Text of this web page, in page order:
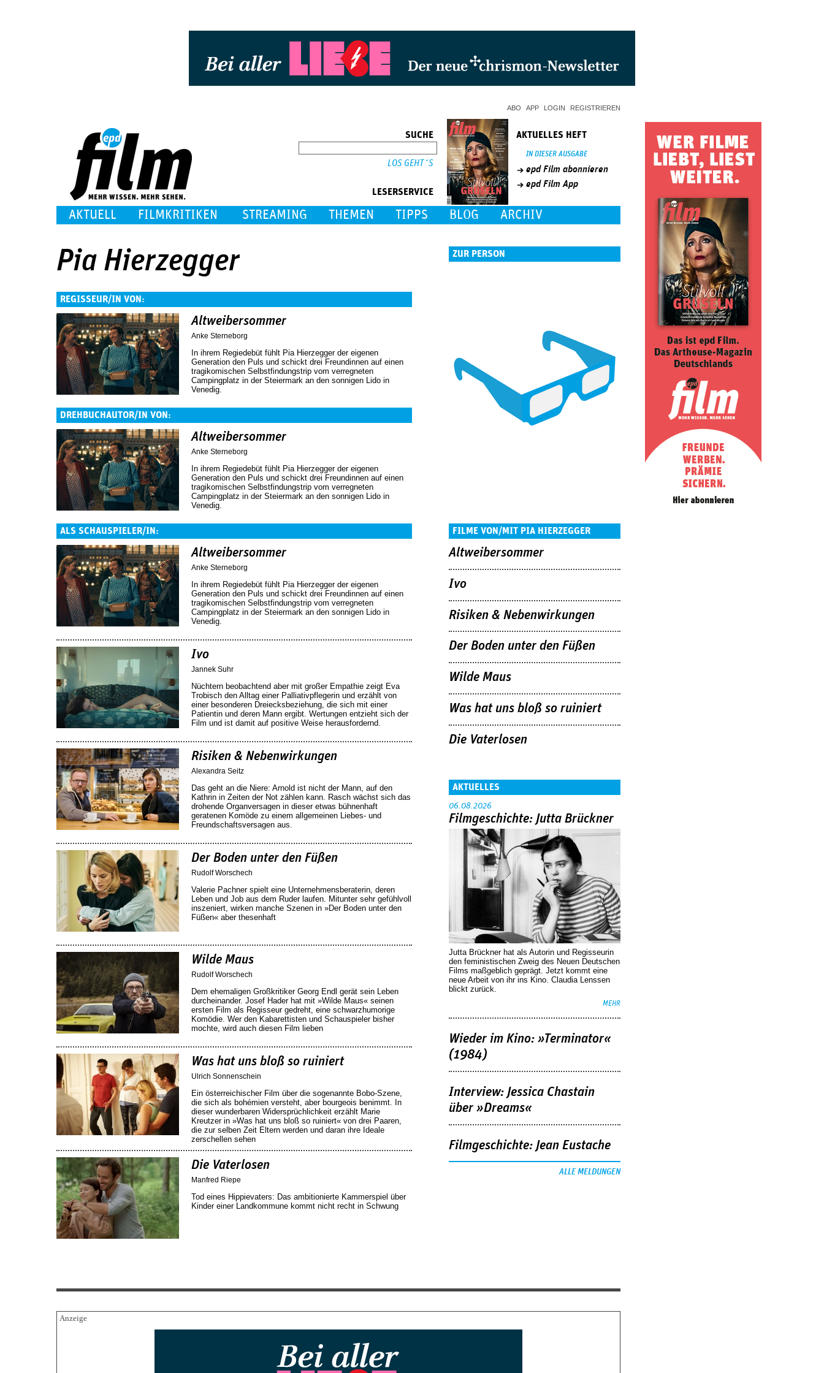
ABO APP LOGIN REGISTRIEREN
SUCHE
LESERSERVICE
AKTUELLES HEFT
IN DIESER AUSGABE
epd Film abonnieren
epd Film App
AKTUELL FILMKRITIKEN STREAMING THEMEN TIPPS BLOG ARCHIV
Pia Hierzegger
REGISSEUR/IN VON:
Altweibersommer
Anke Sterneborg
In ihrem Regiedebüt fühlt Pia Hierzegger der eigenen
Generation den Puls und schickt drei Freundinnen auf einen
tragikomischen Selbstfindungstrip vom verregneten
Campingplatz in der Steiermark an den sonnigen Lido in
Venedig.
DREHBUCHAUTOR/IN VON:
Altweibersommer
Anke Sterneborg
In ihrem Regiedebüt fühlt Pia Hierzegger der eigenen
Generation den Puls und schickt drei Freundinnen auf einen
tragikomischen Selbstfindungstrip vom verregneten
Campingplatz in der Steiermark an den sonnigen Lido in
Venedig.
ALS SCHAUSPIELER/IN:
Altweibersommer
Anke Sterneborg
In ihrem Regiedebüt fühlt Pia Hierzegger der eigenen
Generation den Puls und schickt drei Freundinnen auf einen
tragikomischen Selbstfindungstrip vom verregneten
Campingplatz in der Steiermark an den sonnigen Lido in
Venedig.
Ivo
Jannek Suhr
Nüchtern beobachtend aber mit großer Empathie zeigt Eva
Trobisch den Alltag einer Palliativpflegerin und erzählt von
einer besonderen Dreiecksbeziehung, die sich mit einer
Patientin und deren Mann ergibt. Wertungen entzieht sich der
Film und ist damit auf positive Weise herausfordernd.
Risiken & Nebenwirkungen
Alexandra Seitz
Das geht an die Niere: Arnold ist nicht der Mann, auf den
Kathrin in Zeiten der Not zählen kann. Rasch wächst sich das
drohende Organversagen in dieser etwas bühnenhaft
geratenen Komöde zu einem allgemeinen Liebes- und
Freundschaftsversagen aus.
Der Boden unter den Füßen
Rudolf Worschech
Valerie Pachner spielt eine Unternehmensberaterin, deren
Leben und Job aus dem Ruder laufen. Mitunter sehr gefühlvoll
inszeniert, wirken manche Szenen in »Der Boden unter den
Füßen« aber thesenhaft
Wilde Maus
Rudolf Worschech
Dem ehemaligen Großkritiker Georg Endl gerät sein Leben
durcheinander. Josef Hader hat mit »Wilde Maus« seinen
ersten Film als Regisseur gedreht, eine schwarzhumorige
Komödie. Wer den Kabarettisten und Schauspieler bisher
mochte, wird auch diesen Film lieben
Was hat uns bloß so ruiniert
Ulrich Sonnenschein
Ein österreichischer Film über die sogenannte Bobo-Szene,
die sich als bohémien versteht, aber bourgeois benimmt. In
dieser wunderbaren Widersprüchlichkeit erzählt Marie
Kreutzer in »Was hat uns bloß so ruiniert« von drei Paaren,
die zur selben Zeit Eltern werden und daran ihre Ideale
zerschellen sehen
Die Vaterlosen
Manfred Riepe
Tod eines Hippievaters: Das ambitionierte Kammerspiel über
Kinder einer Landkommune kommt nicht recht in Schwung
ZUR PERSON
FILME VON/MIT PIA HIERZEGGER
Altweibersommer
Ivo
Risiken & Nebenwirkungen
Der Boden unter den Füßen
Wilde Maus
Was hat uns bloß so ruiniert
Die Vaterlosen
AKTUELLES
06.08.2026
Filmgeschichte: Jutta Brückner
Jutta Brückner hat als Autorin und Regisseurin
den feministischen Zweig des Neuen Deutschen
Films maßgeblich geprägt. Jetzt kommt eine
neue Arbeit von ihr ins Kino. Claudia Lenssen
blickt zurück.
MEHR
Wieder im Kino: »Terminator«
(1984)
Interview: Jessica Chastain
über »Dreams«
Filmgeschichte: Jean Eustache
ALLE MELDUNGEN